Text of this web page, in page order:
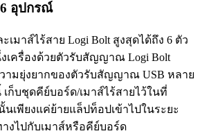
อุปกรณ์
มาส์ไร้สาย Logi Bolt สูงสุดได้ถึง 6 ตัว
เครื่องด้วยตัวรับสัญญาณ Logi Bolt
วามยุ่งยากของตัวรับสัญญาณ USB หลาย
เก็บชุดคีย์บอร์ด/เมาส์ไร้สายไว้ในที่
เพียงแค่ย้ายแล็ปท็อปเข้าไปในระยะ
งไปกับเมาส์หรือคีย์บอร์ด